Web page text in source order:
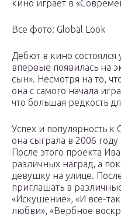
кино играет в
Все фото: Global Look
Дебют в кино
впервые появилась на
сын». Несмотря на то,
она с самого начала
что большая редкость
Успех и популярность к
она сыграла в 2006
После этого проекта
различных наград, а
девушку на улице.
приглашать в
«Искушение», «И все-
любви», «Вербное